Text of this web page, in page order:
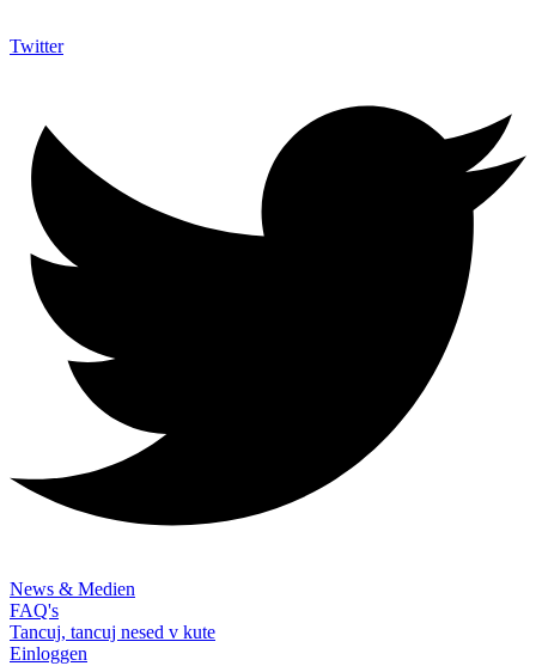
Twitter
News & Medien
FAQ's
Tancuj, tancuj nesed v kute
Einloggen